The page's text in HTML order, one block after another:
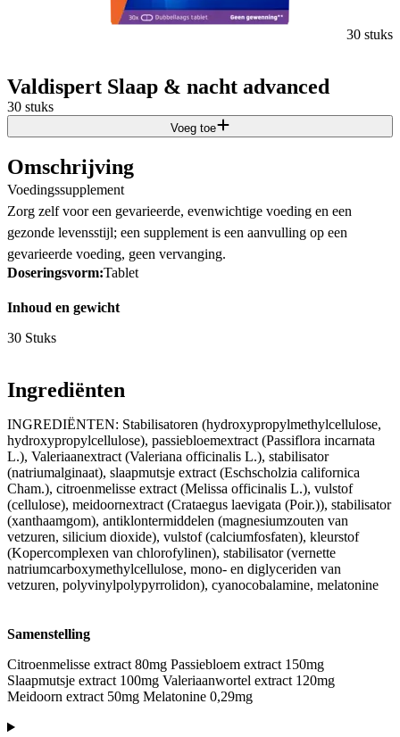
30 stuks
Valdispert Slaap & nacht advanced
30 stuks
Voeg toe
Omschrijving
Voedingssupplement
Zorg zelf voor een gevarieerde, evenwichtige voeding en een
gezonde levensstijl; een supplement is een aanvulling op een
gevarieerde voeding, geen vervanging.
Doseringsvorm:Tablet
Inhoud en gewicht
30 Stuks
Ingrediënten
INGREDIËNTEN: Stabilisatoren (hydroxypropylmethylcellulose,
hydroxypropylcellulose), passiebloemextract (Passiflora incarnata
L.), Valeriaanextract (Valeriana officinalis L.), stabilisator
(natriumalginaat), slaapmutsje extract (Eschscholzia californica
Cham.), citroenmelisse extract (Melissa officinalis L.), vulstof
(cellulose), meidoornextract (Crataegus laevigata (Poir.)), stabilisator
(xanthaamgom), antiklontermiddelen (magnesiumzouten van
vetzuren, silicium dioxide), vulstof (calciumfosfaten), kleurstof
(Kopercomplexen van chlorofylinen), stabilisator (vernette
natriumcarboxymethylcellulose, mono- en diglyceriden van
vetzuren, polyvinylpolypyrrolidon), cyanocobalamine, melatonine
Samenstelling
Citroenmelisse extract 80mg Passiebloem extract 150mg
Slaapmutsje extract 100mg Valeriaanwortel extract 120mg
Meidoorn extract 50mg Melatonine 0,29mg